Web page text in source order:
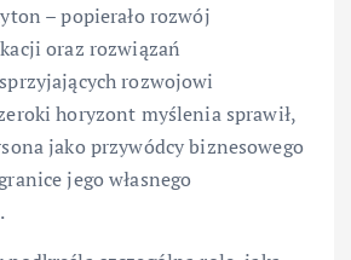
– popierało rozwój
oraz rozwiązań
rozwojowi
horyzont myślenia sprawił,
jako przywódcy biznesowego
jego własnego